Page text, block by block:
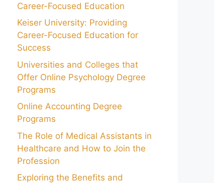
Career-Focused Education
Keiser University: Providing
Career-Focused Education for
Success
Universities and Colleges that
Offer Online Psychology Degree
Programs
Online Accounting Degree
Programs
The Role of Medical Assistants in
Healthcare and How to Join the
Profession
Exploring the Benefits and